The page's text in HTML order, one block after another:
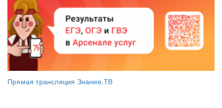
Прямая трансляция Знание.ТВ